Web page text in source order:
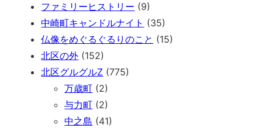
ファミリーヒストリー (9)
中崎町キャンドルナイト (35)
仏像をめぐるぐるりのこと (15)
北区の外 (152)
北区グルグルZ (775)
万歳町 (2)
与力町 (2)
中之島 (41)